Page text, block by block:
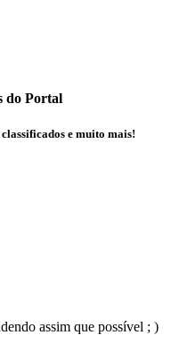
do Portal
e muito mais!
assim que possível ; )